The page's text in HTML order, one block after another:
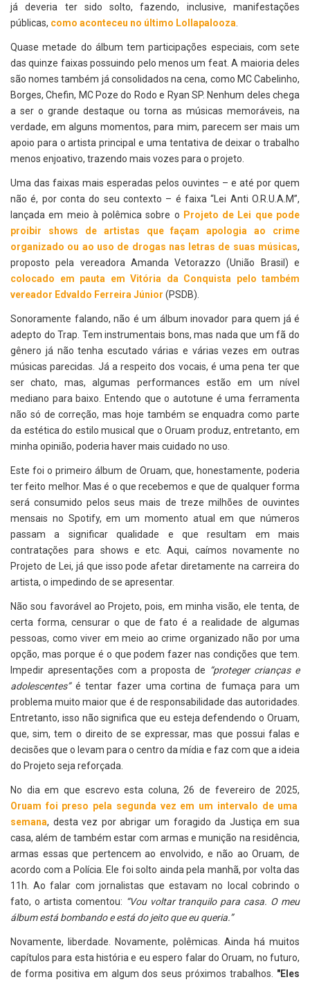
já deveria ter sido solto, fazendo, inclusive, manifestações
públicas, como aconteceu no último Lollapalooza
Quase metade do álbum tem participações especiais, com sete
das quinze faixas possuindo pelo menos um feat. A maioria deles
são nomes também já consolidados na cena, como MC Cabelinho,
Borges, Chefin, MC Poze do Rodo e Ryan SP. Nenhum deles chega
a ser o grande destaque ou torna as músicas memoráveis, na
verdade, em alguns momentos, para mim, parecem ser mais um
apoio para o artista principal e uma tentativa de deixar o trabalho
menos enjoativo, trazendo mais vozes para o projeto.
Uma das faixas mais esperadas pelos ouvintes – e até por quem
não é, por conta do seu contexto – é faixa “Lei Anti O.R.U.A.M”,
lançada em meio à polêmica sobre o Projeto de Lei que pode
proibir shows de artistas que façam apologia ao crime
organizado ou ao uso de drogas nas letras de suas músicas,
proposto pela vereadora Amanda Vetorazzo (União Brasil) e
colocado em pauta em Vitória da Conquista pelo também
vereador Edvaldo Ferreira Júnior (PSDB).
Sonoramente falando, não é um álbum inovador para quem já é
adepto do Trap. Tem instrumentais bons, mas nada que um fã do
gênero já não tenha escutado várias e várias vezes em outras
músicas parecidas. Já a respeito dos vocais, é uma pena ter que
ser chato, mas, algumas performances estão em um nível
mediano para baixo. Entendo que o autotune é uma ferramenta
não só de correção, mas hoje também se enquadra como parte
da estética do estilo musical que o Oruam produz, entretanto, em
minha opinião, poderia haver mais cuidado no uso.
Este foi o primeiro álbum de Oruam, que, honestamente, poderia
ter feito melhor. Mas é o que recebemos e que de qualquer forma
será consumido pelos seus mais de treze milhões de ouvintes
mensais no Spotify, em um momento atual em que números
passam a significar qualidade e que resultam em mais
contratações para shows e etc. Aqui, caímos novamente no
Projeto de Lei, já que isso pode afetar diretamente na carreira do
artista, o impedindo de se apresentar.
Não sou favorável ao Projeto, pois, em minha visão, ele tenta, de
certa forma, censurar o que de fato é a realidade de algumas
pessoas, como viver em meio ao crime organizado não por uma
opção, mas porque é o que podem fazer nas condições que tem.
Impedir apresentações com a proposta de “proteger crianças e
adolescentes”é tentar fazer uma cortina de fumaça para um
problema muito maior que é de responsabilidade das autoridades.
Entretanto, isso não significa que eu esteja defendendo o Oruam,
que, sim, tem o direito de se expressar, mas que possui falas e
decisões que o levam para o centro da mídia e faz com que a ideia
do Projeto seja reforçada.
No dia em que escrevo esta coluna, 26 de fevereiro de 2025,
Oruam foi preso pela segunda vez em um intervalo de uma
semana, desta vez por abrigar um foragido da Justiça em sua
casa, além de também estar com armas e munição na residência,
armas essas que pertencem ao envolvido, e não ao Oruam, de
acordo com a Polícia. Ele foi solto ainda pela manhã, por volta das
11h. Ao falar com jornalistas que estavam no local cobrindo o
fato, o artista comentou: “Vou voltar tranquilo para casa. O meu
álbum está bombando e está do jeito que eu queria.”
Novamente, liberdade. Novamente, polêmicas. Ainda há muitos
capítulos para esta história e eu espero falar do Oruam, no futuro,
de forma positiva em algum dos seus próximos trabalhos. "Eles